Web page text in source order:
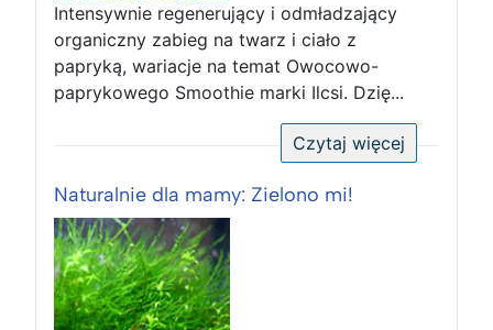
Intensywnie regenerujący i odmładzający
organiczny zabieg na twarz i ciało z
papryką, wariacje na temat Owocowo-
paprykowego Smoothie marki Ilcsi. Dzię...
Czytaj więcej
Naturalnie dla mamy: Zielono mi!